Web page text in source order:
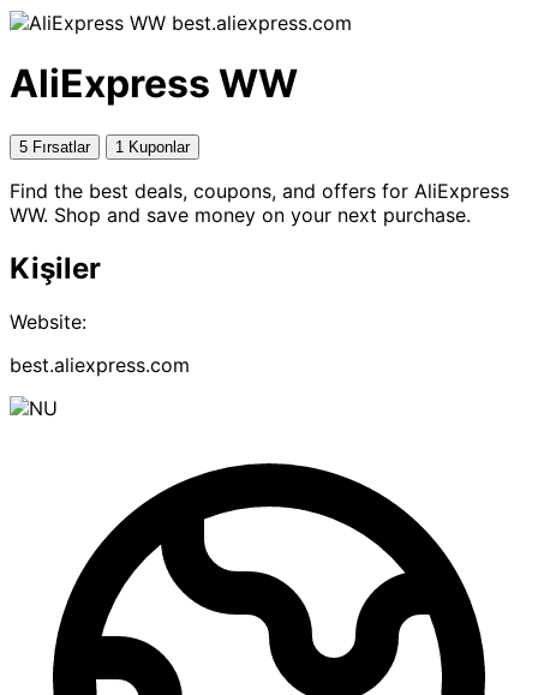
best.aliexpress.com
AliExpress WW
5 Fırsatlar 1 Kuponlar
Find the best deals, coupons, and offers for AliExpress
WW. Shop and save money on your next purchase.
Kişiler
Website:
best.aliexpress.com